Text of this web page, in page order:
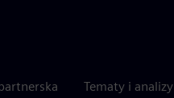
Tematy i analizy